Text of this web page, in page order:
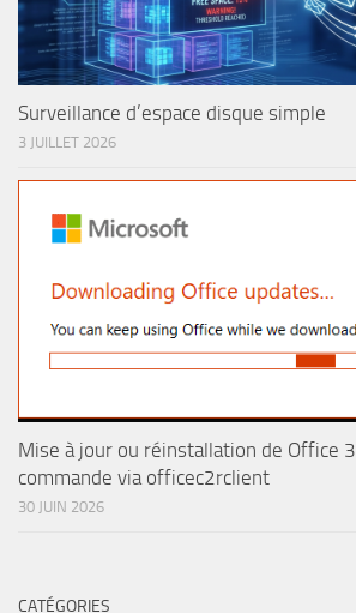
Surveillance d’espace disque simple
3 JUILLET 2026
Mise à jour ou réinstallation de Office
commande via officec2rclient
30 JUIN 2026
CATÉGORIES